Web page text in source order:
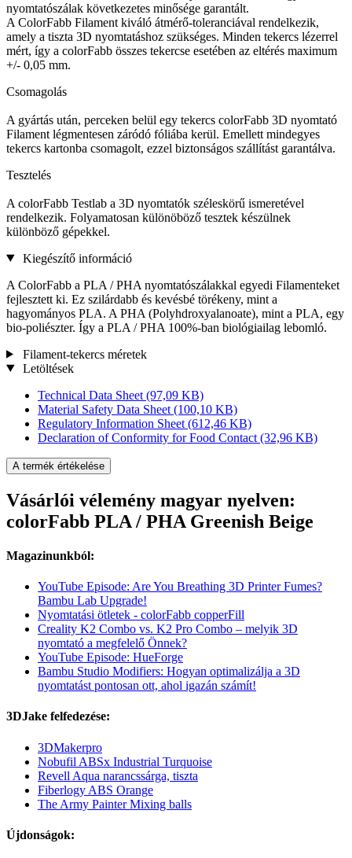
nyomtatószálak következetes minősége garantált.
A ColorFabb Filament kiváló átmérő-toleranciával rendelkezik,
amely a tiszta 3D nyomtatáshoz szükséges. Minden tekercs lézerrel
mért, így a colorFabb összes tekercse esetében az eltérés maximum
+/- 0,05 mm.
Csomagolás
A gyártás után, perceken belül egy tekercs colorFabb 3D nyomtató
Filament légmentesen záródó fóliába kerül. Emellett mindegyes
tekercs kartonba csomagolt, ezzel biztonságos szállítást garantálva.
Tesztelés
A colorFabb Testlab a 3D nyomtatók széleskörű ismeretével
rendelkezik. Folyamatosan különöböző tesztek készülnek
különböző gépekkel.
Kiegészítő információ
A ColorFabb a PLA / PHA nyomtatószálakkal egyedi Filamenteket
fejlesztett ki. Ez szilárdabb és kevésbé törékeny, mint a
hagyományos PLA. A PHA (Polyhdroxyalanoate), mint a PLA, egy
bio-poliészter. Így a PLA / PHA 100%-ban biológiailag lebomló.
Filament-tekercs méretek
Letöltések
Technical Data Sheet (97,09 KB)
Material Safety Data Sheet (100,10 KB)
Regulatory Information Sheet (612,46 KB)
Declaration of Conformity for Food Contact (32,96 KB)
A termék értékelése
Vásárlói vélemény magyar nyelven:
colorFabb PLA / PHA Greenish Beige
Magazinunkból:
YouTube Episode: Are You Breathing 3D Printer Fumes?
Bambu Lab Upgrade!
Nyomtatási ötletek - colorFabb copperFill
Creality K2 Combo vs. K2 Pro Combo – melyik 3D
nyomtató a megfelelő Önnek?
YouTube Episode: HueForge
Bambu Studio Modifiers: Hogyan optimalizálja a 3D
nyomtatást pontosan ott, ahol igazán számít!
3DJake felfedezése:
3DMakerpro
Nobufil ABSx Industrial Turquoise
Revell Aqua narancssárga, tiszta
Fiberlogy ABS Orange
The Army Painter Mixing balls
Újdonságok: